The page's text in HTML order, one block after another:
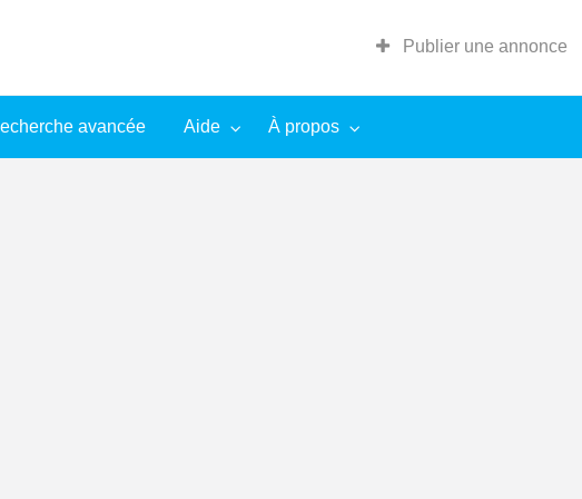
Publier une annonce
avancée Aide À propos